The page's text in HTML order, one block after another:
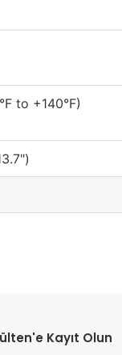
to +140°F)
Kayıt Olun